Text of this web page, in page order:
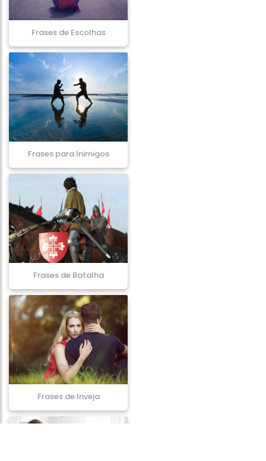
Frases de Escolhas
Frases para Inimigos
Frases de Batalha
Frases de Inveja